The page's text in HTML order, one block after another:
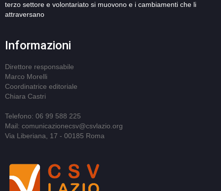
terzo settore e volontariato si muovono e i cambiamenti che li
attraversano
Informazioni
Direttore responsabile
Marco Morelli
Coordinatrice editoriale
Chiara Castri
Telefono: 06 99 588 225
Mail: comunicazionecsv@csvlazio.org
Via Liberiana, 17 - 00185 Roma